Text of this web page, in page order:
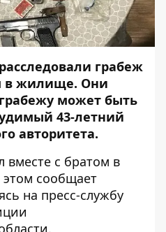
грабеж
в жилище. Они
может быть
43-летний
авторитета.
с братом в
сообщает
на пресс-службу